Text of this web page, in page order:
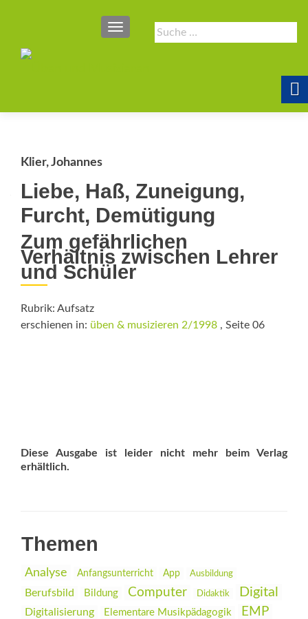
Suche
nach:
SCHALTE NAVIGATION
Klier, Johannes
Liebe, Haß, Zuneigung,
Furcht, Demütigung
Zum gefährlichen
Verhältnis zwischen Lehrer
und Schüler
Rubrik: Aufsatz
erschienen in: üben & musizieren 2/1998 , Seite 06
Diese Ausgabe ist leider nicht mehr beim Verlag
erhältlich.
Themen
Analyse Anfangsunterricht App Ausbildung
Berufsbild Bildung Computer Didaktik Digital
Digitalisierung Elementare Musikpädagogik EMP